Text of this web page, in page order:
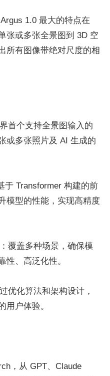
1.0 最大的特点在
张或多张全景图到 3D 空
所有图像带绝对尺度的相
首个支持全景图输入的
或多张照片及 AI 生成的
于 Transformer 构建的前
模型的性能，实现高精度
覆盖多种场景，确保模
性、高泛化性。
优化算法和架构设计，
用户体验。
，从 GPT、Claude